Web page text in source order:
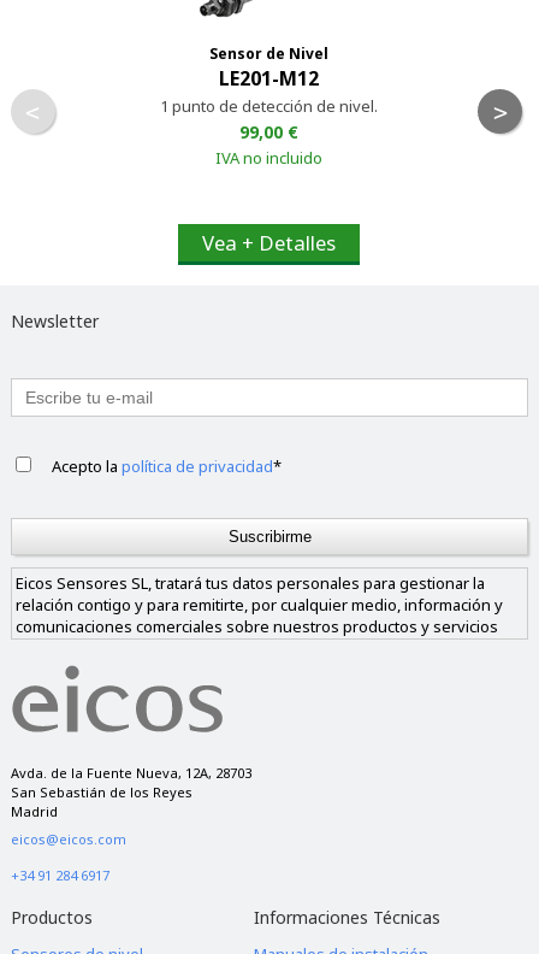
<
Sensor de Nivel
LE201-M12
1 punto de detección de nivel.
99,00 €
IVA no incluido
Vea + Detalles
>
Newsletter
Acepto lapolítica de privacidad*
Eicos Sensores SL, tratará tus datos personales para gestionar la
relación contigo y para remitirte, por cualquier medio, información y
comunicaciones comerciales sobre nuestros productos y servicios
nuestro grupo si nos das tu consentimiento y nunca a empresas
ajenas al mismo. Tienes derecho a acceder, rectificar y suprimir los
datos, así como a otros derechos, como se explica en nuestra política
de privacidad.
Avda. de la Fuente Nueva, 12A, 28703
San Sebastián de los Reyes
Madrid
eicos@eicos.com
+34 91 284 6917
Productos Informaciones Técnicas